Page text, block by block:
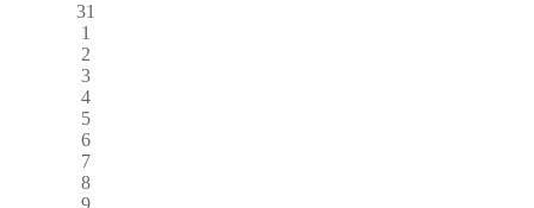
31
1
2
3
4
5
6
7
8
9